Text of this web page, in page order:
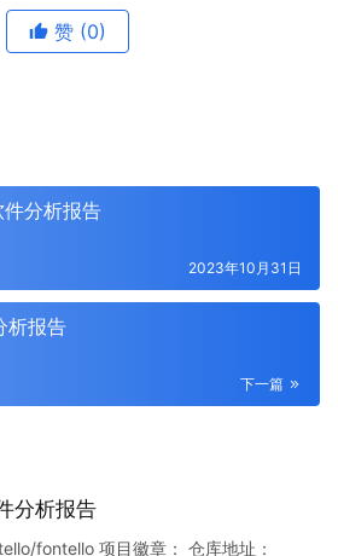
赞 (0)
分析报告
2023年10月31日
析报告
下一篇
分析报告
fontello 项目徽章： 仓库地址：